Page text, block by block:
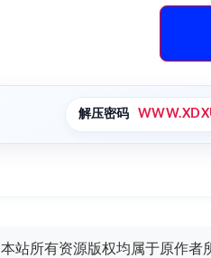
解压密码
本站所有资源版权均属于原作者